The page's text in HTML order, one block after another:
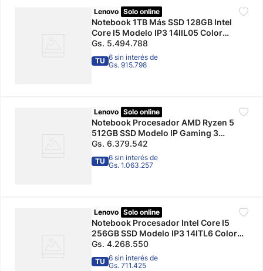
Lenovo Solo online
Notebook 1TB Más SSD 128GB Intel
Core I5 Modelo IP3 14IIL05 Color
Platinum Grey Lenovo
Gs. 5.494.788
TU 6 sin interés de
Gs. 915.798
Lenovo Solo online
Notebook Procesador AMD Ryzen 5
512GB SSD Modelo IP Gaming 3
15ACH6 Negro Lenovo
Gs. 6.379.542
TU 6 sin interés de
Gs. 1.063.257
Lenovo Solo online
Notebook Procesador Intel Core I5
256GB SSD Modelo IP3 14ITL6 Color
Gris Lenovo
Gs. 4.268.550
TU 6 sin interés de
Gs. 711.425